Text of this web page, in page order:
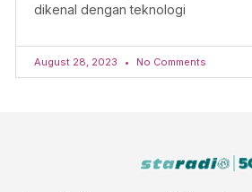
dikenal dengan teknologi
August 28, 2023 No Comments